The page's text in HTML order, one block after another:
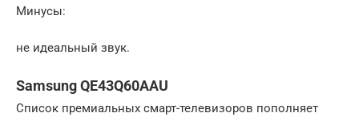
Минусы:
не идеальный звук.
Samsung QE43Q60AAU
Список премиальных смарт-телевизоров пополняет